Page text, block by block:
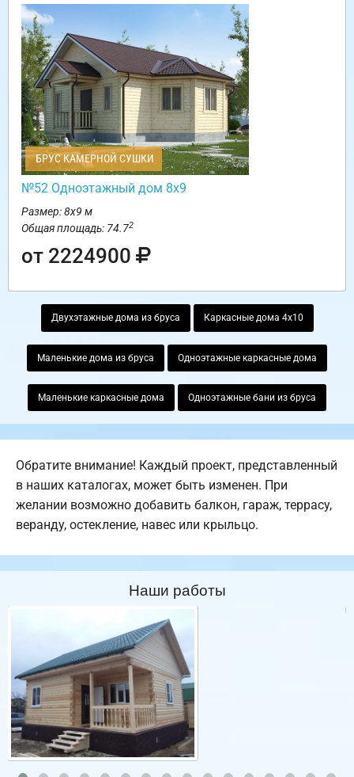
БРУС КАМЕРНОЙ СУШКИ
№52 Одноэтажный дом 8х9
Размер: 8х9 м
Общая площадь: 74.72
от 2224900
Двухэтажные дома из бруса Каркасные дома 4х10
Маленькие дома из бруса Одноэтажные каркасные дома
Маленькие каркасные дома Одноэтажные бани из бруса
Обратите внимание! Каждый проект, представленный
в наших каталогах, может быть изменен. При
желании возможно добавить балкон, гараж, террасу,
веранду, остекление, навес или крыльцо.
Наши работы